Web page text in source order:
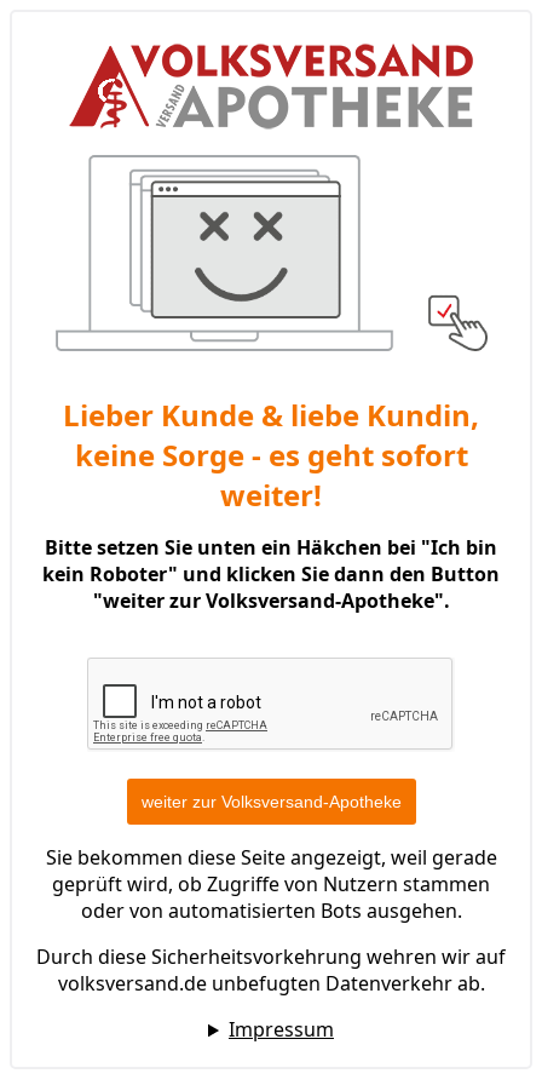
Lieber Kunde & liebe Kundin,
keine Sorge - es geht sofort
weiter!
Bitte setzen Sie unten ein Häkchen bei "Ich bin
kein Roboter" und klicken Sie dann den Button
"weiter zur Volksversand-Apotheke".
Sie bekommen diese Seite angezeigt, weil gerade
geprüft wird, ob Zugriffe von Nutzern stammen
oder von automatisierten Bots ausgehen.
Durch diese Sicherheitsvorkehrung wehren wir auf
volksversand.de unbefugten Datenverkehr ab.
Impressum